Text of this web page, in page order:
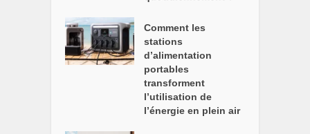
Comment les
stations
d’alimentation
portables
transforment
l’utilisation de
l’énergie en plein air